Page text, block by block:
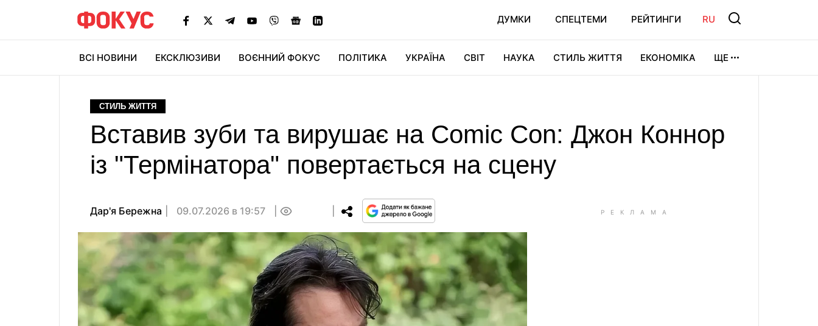
ДУМКИ СПЕЦТЕМИ РЕЙТИНГИ RU
ВСІ НОВИНИ ЕКСКЛЮЗИВИ ВОЄННИЙ ФОКУС ПОЛІТИКА УКРАЇНА СВІТ НАУКА СТИЛЬ ЖИТТЯ ЕКОНОМІКА ЩЕ
СТИЛЬ ЖИТТЯ
Вставив зуби та вирушає на Comic Con: Джон Коннор
із "Термінатора" повертається на сцену
Дар'я Бережна 09.07.2026 в 19:57